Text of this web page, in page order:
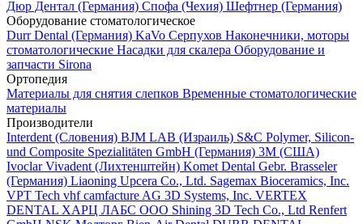
Дюр Дентал (Германия) Спофа (Чехия) Шефтнер (Германия)
Оборудование стоматологическое
Durr Dental (Германия) KaVo Серпухов Наконечники, моторы
стоматологические Насадки для скалера Оборудование и
запчасти Sirona
Ортопедия
Материалы для снятия слепков Временные стоматологические
материалы
Производители
Interdent (Словения) BJM LAB (Израиль) S&C Polymer, Silicon-
und Composite Spezialitäten GmbH (Германия) 3M (США)
Ivoclar Vivadent (Лихтенштейн) Komet Dental Gebr. Brasseler
(Германия) Liaoning Upcera Co., Ltd. Sagemax Bioceramics, Inc.
VPT Tech vhf camfacture AG 3D Systems, Inc. VERTEX
DENTAL ХАРЦ ЛАБС ООО Shining 3D Tech Co., Ltd Renfert